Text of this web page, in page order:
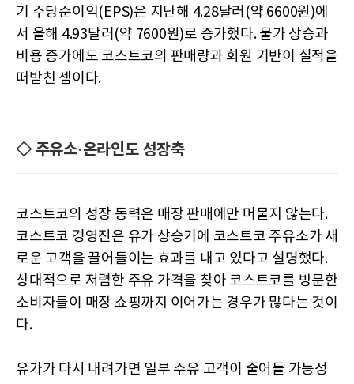
기 주당순이익(EPS)은 지난해 4.28달러(약 6600원)에
서 올해 4.93달러(약 7600원)로 증가했다. 물가 상승과
비용 증가에도 코스트코의 판매량과 회원 기반이 실적을
떠받친 셈이다.
◇ 주유소·온라인도 성장축
코스트코의 성장 동력은 매장 판매에만 머물지 않는다.
코스트코 경영진은 유가 상승기에 코스트코 주유소가 새
로운 고객을 끌어들이는 효과를 내고 있다고 설명했다.
상대적으로 저렴한 주유 가격을 찾아 코스트코를 방문한
소비자들이 매장 쇼핑까지 이어가는 경우가 많다는 것이
다.
유가가 다시 내려가면 일부 주유 고객이 줄어들 가능성